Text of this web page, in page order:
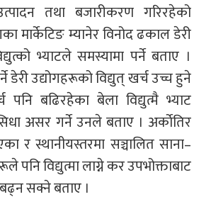
तथा बजारीकरण गरिरहेको
मार्केटिङ म्यानेर विनोद ढकाल डेरी
भ्याटले समस्यामा पर्ने बताए ।
डेरी उद्योगहरूको विद्युत् खर्च उच्च हुने
बढिरहेका बेला विद्युत्मै भ्याट
असर गर्ने उनले बताए । अर्काेतिर
र स्थानीयस्तरमा सञ्चालित साना–
पनि विद्युत्मा लाग्ने कर उपभोक्ताबाट
सक्ने बताए ।